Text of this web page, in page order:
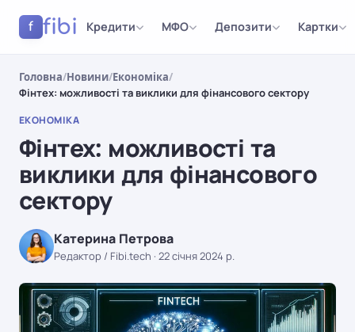
f fibi Кредити МФО Депозити Картки
Головна/Новини/Економіка/
Фінтех: можливості та виклики для фінансового сектору
ЕКОНОМІКА
Фінтех: можливості та
виклики для фінансового
сектору
Катерина Петрова
Редактор / Fibi.tech · 22 січня 2024 р.
ЕКОНОМІКА